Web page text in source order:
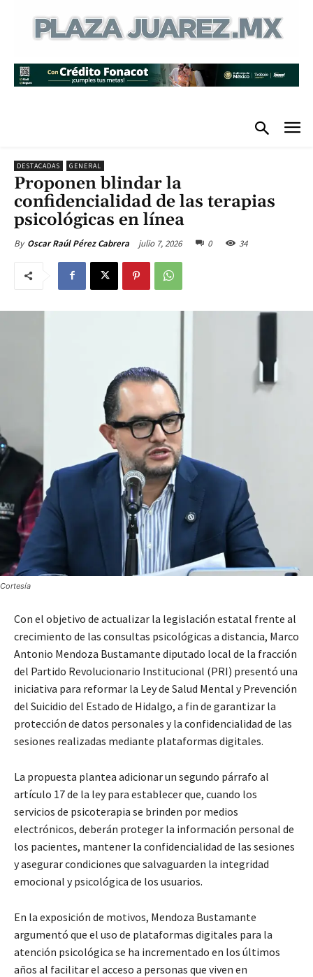
DESTACADAS GENERAL
Proponen blindar la
confidencialidad de las terapias
psicológicas en línea
By Oscar Raúl Pérez Cabrera julio 7, 2026 0 34
Cortesía
Con el objetivo de actualizar la legislación estatal frente al
crecimiento de las consultas psicológicas a distancia, Marco
Antonio Mendoza Bustamante diputado local de la fracción
del Partido Revolucionario Institucional (PRI) presentó una
iniciativa para reformar la Ley de Salud Mental y Prevención
del Suicidio del Estado de Hidalgo, a fin de garantizar la
protección de datos personales y la confidencialidad de las
sesiones realizadas mediante plataformas digitales.
La propuesta plantea adicionar un segundo párrafo al
artículo 17 de la ley para establecer que, cuando los
servicios de psicoterapia se brinden por medios
electrónicos, deberán proteger la información personal de
los pacientes, mantener la confidencialidad de las sesiones
y asegurar condiciones que salvaguarden la integridad
emocional y psicológica de los usuarios.
En la exposición de motivos, Mendoza Bustamante
argumentó que el uso de plataformas digitales para la
atención psicológica se ha incrementado en los últimos
años al facilitar el acceso a personas que viven en